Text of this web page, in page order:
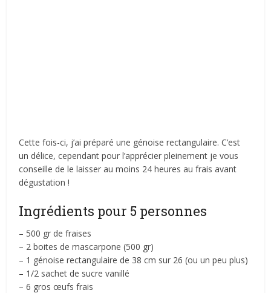
Cette fois-ci, j’ai préparé une génoise rectangulaire. C’est
un délice, cependant pour l’apprécier pleinement je vous
conseille de le laisser au moins 24 heures au frais avant
dégustation !
Ingrédients pour 5 personnes
– 500 gr de fraises
– 2 boites de mascarpone (500 gr)
– 1 génoise rectangulaire de 38 cm sur 26 (ou un peu plus)
– 1/2 sachet de sucre vanillé
– 6 gros œufs frais